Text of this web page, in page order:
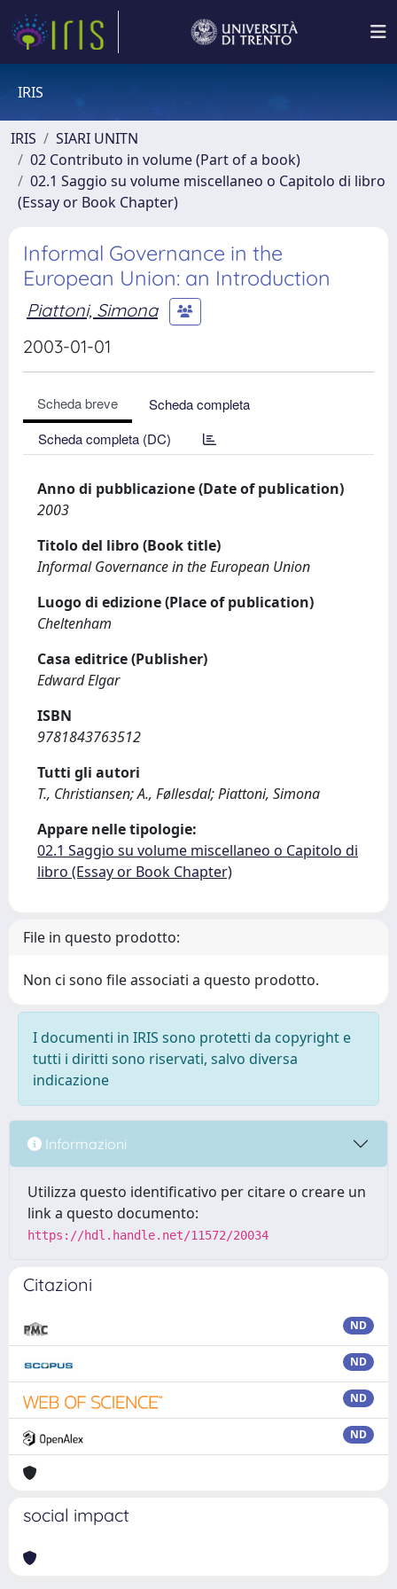
IRIS
IRIS
SIARI UNITN
02 Contributo in volume (Part of a book)
02.1 Saggio su volume miscellaneo o Capitolo di libro
(Essay or Book Chapter)
Informal Governance in the
European Union: an Introduction
Piattoni, Simona
2003-01-01
Scheda breve
Scheda completa
Scheda completa (DC)
Anno di pubblicazione (Date of publication)
2003
Titolo del libro (Book title)
Informal Governance in the European Union
Luogo di edizione (Place of publication)
Cheltenham
Casa editrice (Publisher)
Edward Elgar
ISBN
9781843763512
Tutti gli autori
T., Christiansen; A., Føllesdal; Piattoni, Simona
Appare nelle tipologie:
02.1 Saggio su volume miscellaneo o Capitolo di
libro (Essay or Book Chapter)
File in questo prodotto:
Non ci sono file associati a questo prodotto.
I documenti in IRIS sono protetti da copyright e
tutti i diritti sono riservati, salvo diversa
indicazione
Informazioni
Utilizza questo identificativo per citare o creare un
link a questo documento:
https://hdl.handle.net/11572/20034
Citazioni
ND
ND
ND
ND
social impact